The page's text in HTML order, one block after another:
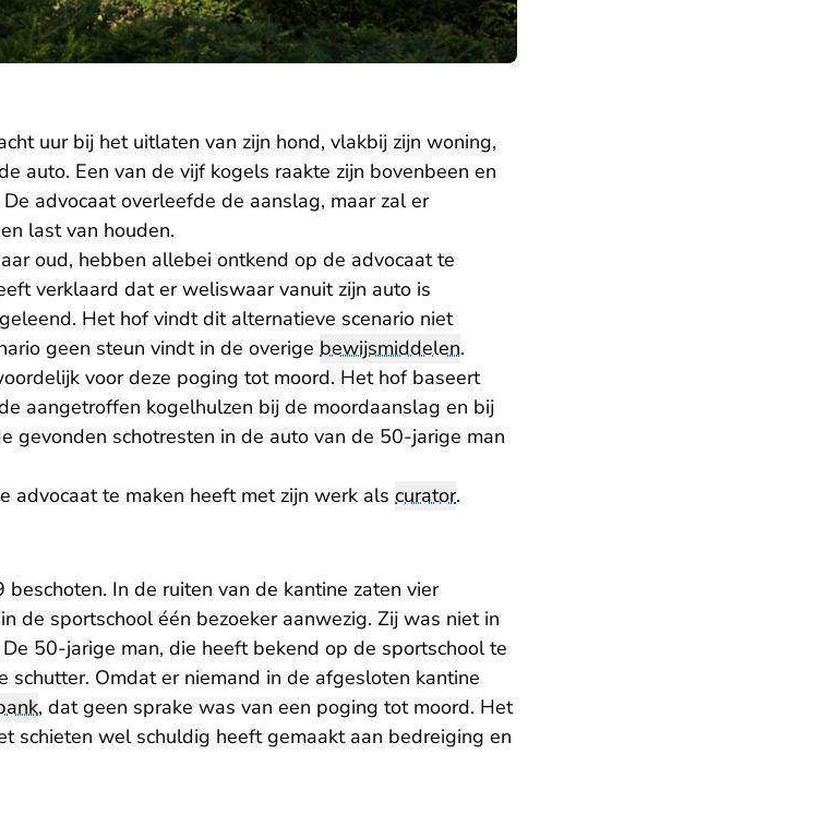
uur bij het uitlaten van zijn hond, vlakbij zijn woning,
auto. Een van de vijf kogels raakte zijn bovenbeen en
advocaat overleefde de aanslag, maar zal er
last van houden.
oud, hebben allebei ontkend op de advocaat te
verklaard dat er weliswaar vanuit zijn auto is
Het hof vindt dit alternatieve scenario niet
geen steun vindt in de overige bewijsmiddelen.
voor deze poging tot moord. Het hof baseert
aangetroffen kogelhulzen bij de moordaanslag en bij
gevonden schotresten in de auto van de 50-jarige man
advocaat te maken heeft met zijn werk als curator.
In de ruiten van de kantine zaten vier
de sportschool één bezoeker aanwezig. Zij was niet in
50-jarige man, die heeft bekend op de sportschool te
schutter. Omdat er niemand in de afgesloten kantine
, dat geen sprake was van een poging tot moord. Het
schieten wel schuldig heeft gemaakt aan bedreiging en